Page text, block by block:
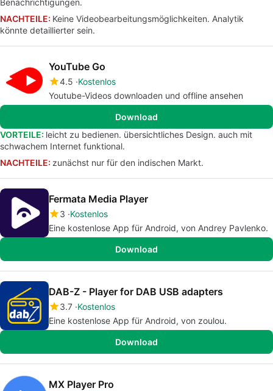
Benachrichtigungen.
NACHTEILE: Keine Videobearbeitungsmöglichkeiten. Analytik
könnte detaillierter sein.
YouTube Go
4.5 Kostenlos
Youtube-Videos downloaden und offline ansehen
Download
VORTEILE: leicht zu bedienen. übersichtliches Design. auch mit
schwachem Internet funktional.
NACHTEILE: zunächst nur für den indischen Markt.
Fermata Media Player
3 Kostenlos
Eine kostenlose App für Android, von Andrey Pavlenko.
Download
DAB-Z - Player for DAB USB adapters
3.7 Kostenlos
Eine kostenlose App für Android, von zoulou.
Download
MX Player Pro